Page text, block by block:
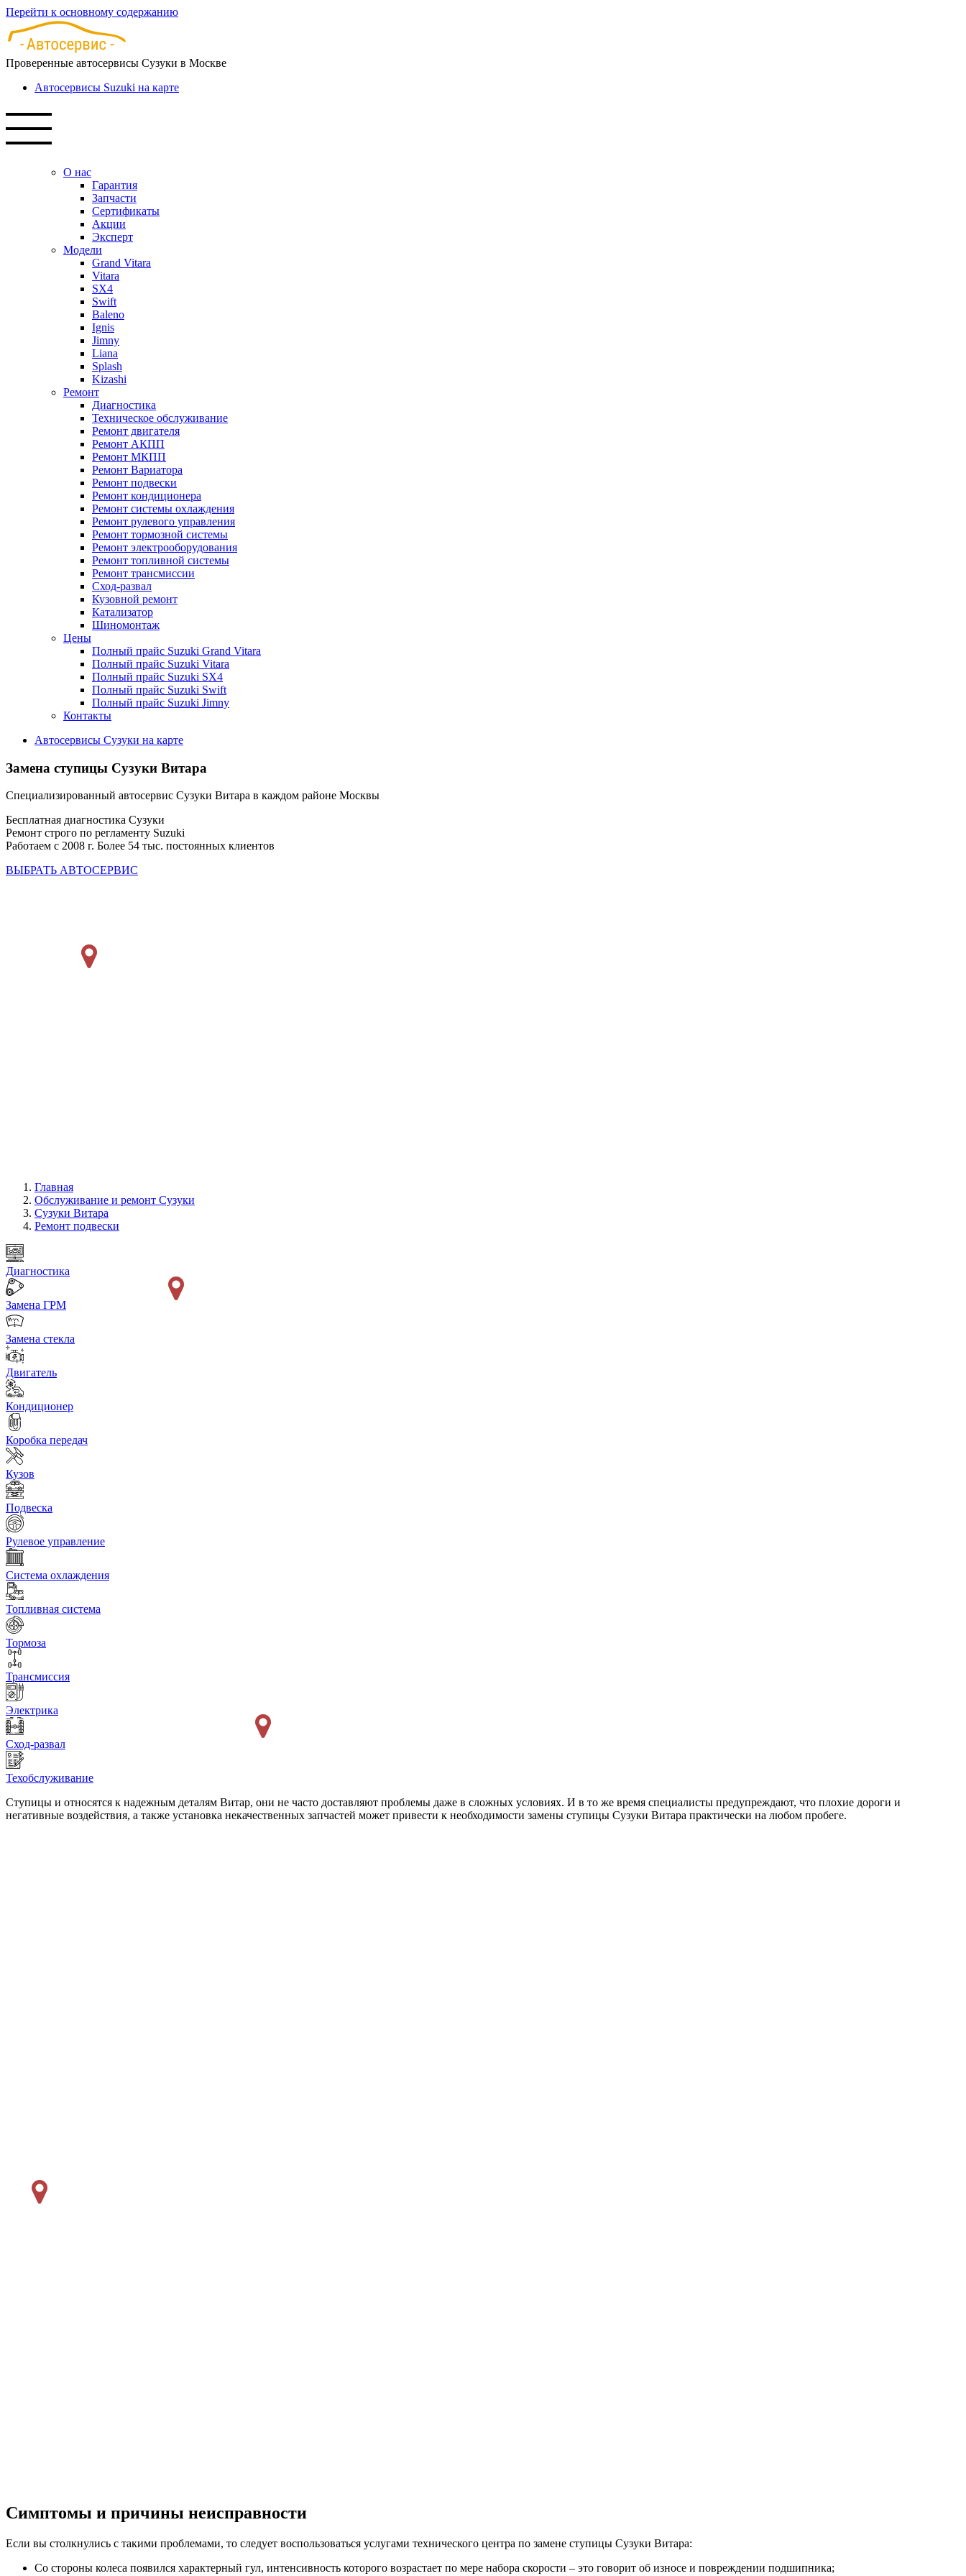
Перейти к основному содержанию
Проверенные автосервисы Сузуки в Москве
Автосервисы Suzuki на карте
О нас
Гарантия
Запчасти
Сертификаты
Акции
Эксперт
Модели
Grand Vitara
Vitara
SX4
Swift
Baleno
Ignis
Jimny
Liana
Splash
Kizashi
Ремонт
Диагностика
Техническое обслуживание
Ремонт двигателя
Ремонт АКПП
Ремонт МКПП
Ремонт Вариатора
Ремонт подвески
Ремонт кондиционера
Ремонт системы охлаждения
Ремонт рулевого управления
Ремонт тормозной системы
Ремонт электрооборудования
Ремонт топливной системы
Ремонт трансмиссии
Сход-развал
Кузовной ремонт
Катализатор
Шиномонтаж
Цены
Полный прайс Suzuki Grand Vitara
Полный прайс Suzuki Vitara
Полный прайс Suzuki SX4
Полный прайс Suzuki Swift
Полный прайс Suzuki Jimny
Контакты
Автосервисы Сузуки на карте
Замена ступицы Сузуки Витара
Специализированный автосервис Сузуки Витара в каждом районе Москвы
Бесплатная диагностика Сузуки
Ремонт строго по регламенту Suzuki
Работаем с 2008 г. Более 54 тыс. постоянных клиентов
ВЫБРАТЬ АВТОСЕРВИС
Главная
Обслуживание и ремонт Сузуки
Сузуки Витара
Ремонт подвески
Диагностика
Замена ГРМ
Замена стекла
Двигатель
Кондиционер
Коробка передач
Кузов
Подвеска
Рулевое управление
Система охлаждения
Топливная система
Тормоза
Трансмиссия
Электрика
Сход-развал
Техобслуживание
Ступицы и относятся к надежным деталям Витар, они не часто доставляют проблемы даже в сложных условиях. И в то же время специалисты предупреждают, что плохие дороги и
негативные воздействия, а также установка некачественных запчастей может привести к необходимости замены ступицы Сузуки Витара практически на любом пробеге.
Симптомы и причины неисправности
Если вы столкнулись с такими проблемами, то следует воспользоваться услугами технического центра по замене ступицы Сузуки Витара:
Со стороны колеса появился характерный гул, интенсивность которого возрастает по мере набора скорости – это говорит об износе и повреждении подшипника;